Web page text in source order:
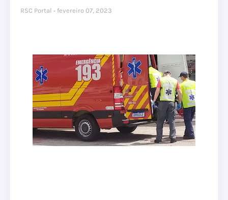
RSC Portal fevereiro 07, 2023